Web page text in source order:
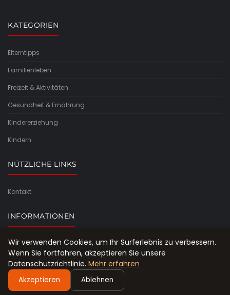
KATEGORIEN
Elterntipps
Familienleben
Freizeit & Aktivitäten
Gesundheit & Ernährung
Kindererziehung
Kindern
NÜTZLICHE LINKS
Kontakt
INFORMATIONEN
Seitenübersicht
© 2026 Rund-um-die-familie-blog.de. Alle Rechte vorbehalten.
Wir verwenden Cookies, um Ihr Surferlebnis zu verbessern.
Wenn Sie fortfahren, akzeptieren Sie unsere
Datenschutzrichtlinie. Mehr erfahren
Akzeptieren Ablehnen